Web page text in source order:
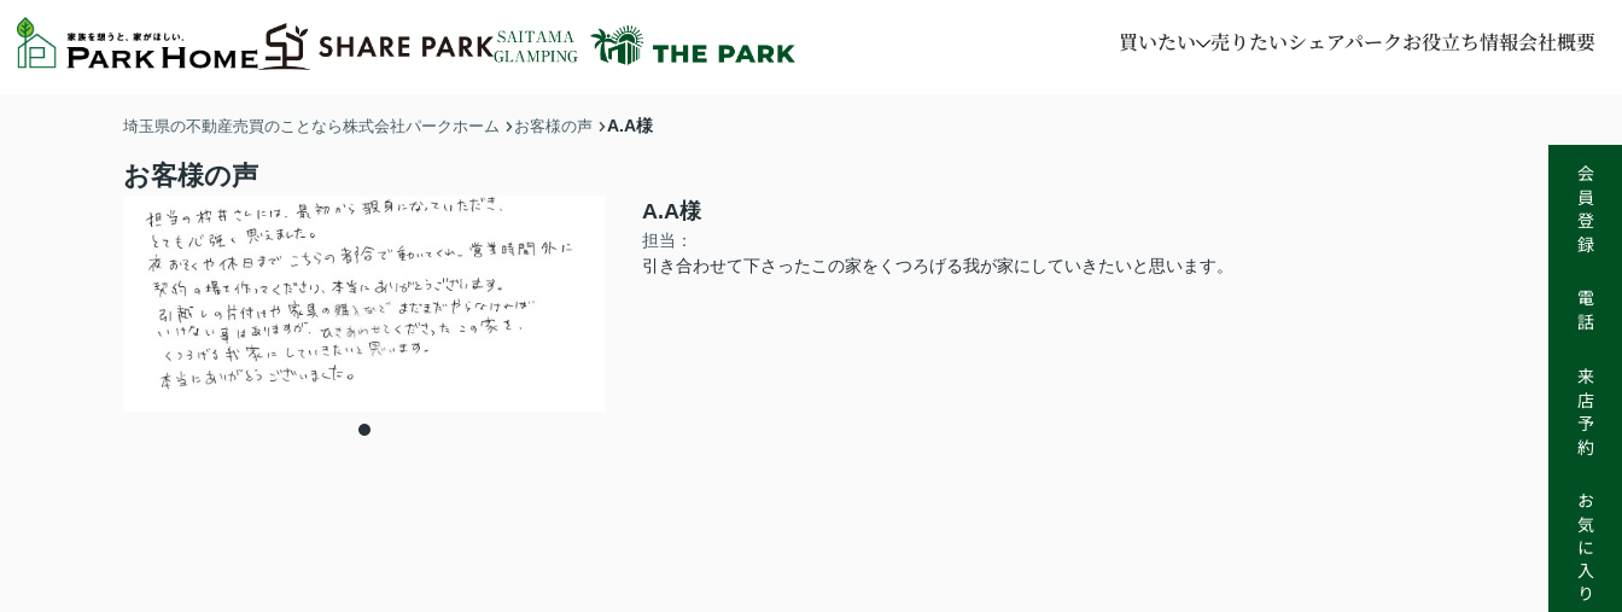
買いたい 売りたいシェアパークお役立ち情報会社概要
埼玉県の不動産売買のことなら株式会社パークホーム お客様の声 A.A様
お客様の声
A.A様
担当：
引き合わせて下さったこの家をくつろげる我が家にしていきたいと思います。
会員登録
電話
来店予約
お気に入り